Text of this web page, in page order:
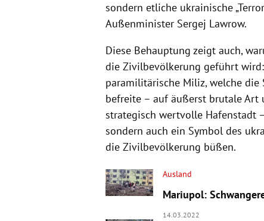
sondern etliche ukrainische
Außenminister Sergej Lawrow.
Diese Behauptung zeigt auch,
die Zivilbevölkerung geführt
paramilitärische Miliz, welche die
befreite – auf äußerst brutale Art
strategisch wertvolle Hafenstadt
sondern auch ein Symbol des
die Zivilbevölkerung büßen.
Ausland
Mariupol:
14.03.2022